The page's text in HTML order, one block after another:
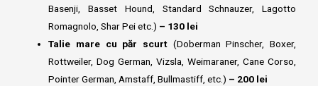
Basenji, Basset Hound, Standard Schnauzer, Lagotto
Romagnolo, Shar Pei etc.) – 130 lei
Talie mare cu păr scurt (Doberman Pinscher, Boxer,
Rottweiler, Dog German, Vizsla, Weimaraner, Cane Corso,
Pointer German, Amstaff, Bullmastiff, etc.) – 200 lei